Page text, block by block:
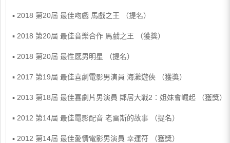
▪ 2018 第20屆 最佳吻戲 馬戲之王 （提名）
▪ 2018 第20屆 最佳音樂合作 馬戲之王 （獲獎）
▪ 2018 第20屆 最性感男明星 （提名）
▪ 2017 第19屆 最佳喜劇電影男演員 海灘遊俠 （獲獎）
▪ 2013 第18屆 最佳喜劇片男演員 鄰居大戰2：姐妹會崛起 （獲獎）
▪ 2012 第14屆 最佳電影配音 老雷斯的故事 （提名）
▪ 2012 第14屆 最佳愛情電影男演員 幸運符 （獲獎）